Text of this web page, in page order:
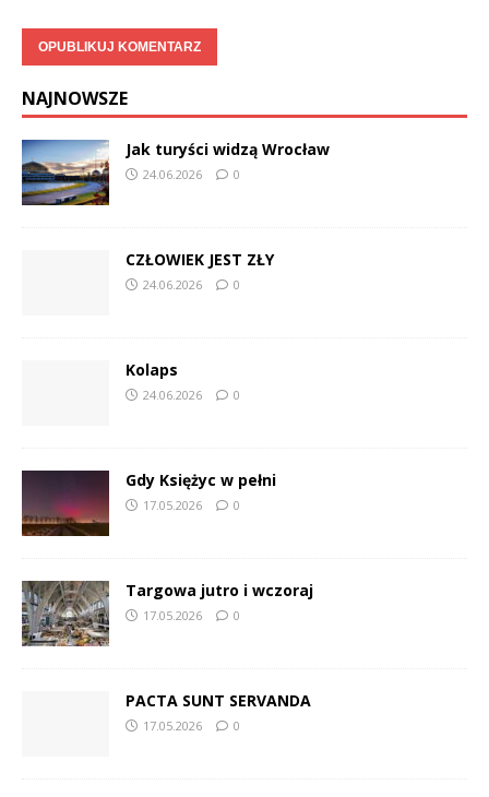
NAJNOWSZE
Jak turyści widzą Wrocław
24.06.2026 0
CZŁOWIEK JEST ZŁY
24.06.2026 0
Kolaps
24.06.2026 0
Gdy Księżyc w pełni
17.05.2026 0
Targowa jutro i wczoraj
17.05.2026 0
PACTA SUNT SERVANDA
17.05.2026 0